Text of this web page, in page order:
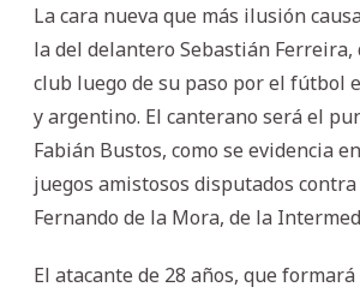
La cara nueva que más ilusión
la del delantero Sebastián Ferreira,
club luego de su paso por el fútbol
y argentino. El canterano será el
Fabián Bustos, como se evidencia
juegos amistosos disputados contra
Fernando de la Mora, de la
El atacante de 28 años, que